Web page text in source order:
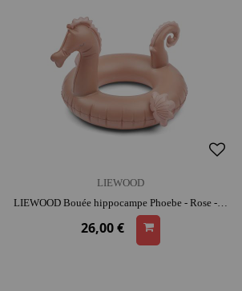
LIEWOOD
LIEWOOD Bouée hippocampe Phoebe - Rose - 54 cm | dès 2 ans | activité plein air | facile à transporter | jeu de plage
26,00 €